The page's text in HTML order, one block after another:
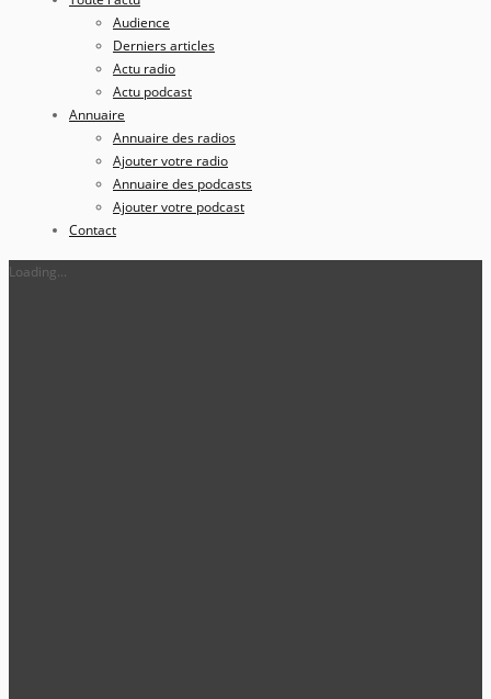
Audience
Derniers articles
Actu radio
Actu podcast
Annuaire
Annuaire des radios
Ajouter votre radio
Annuaire des podcasts
Ajouter votre podcast
Contact
Loading...